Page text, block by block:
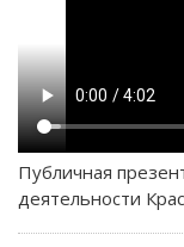
Публичная
деятельности